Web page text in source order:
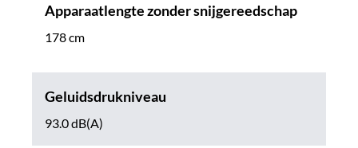
Apparaatlengte zonder snijgereedschap
178 cm
Geluidsdrukniveau
93.0 dB(A)